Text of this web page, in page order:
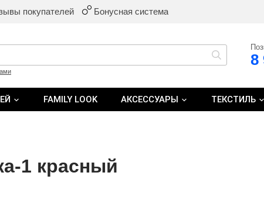
покупателей Бонусная система
8
FAMILY LOOK АКСЕССУАРЫ ТЕКСТИЛЬ
1 красный